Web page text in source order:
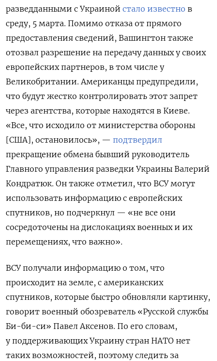
разведданными с Украиной стало известно в
среду, 5 марта. Помимо отказа от прямого
предоставления сведений, Вашингтон также
отозвал разрешение на передачу данных у своих
европейских партнеров, в том числе у
Великобритании. Американцы предупредили,
что будут жестко контролировать этот запрет
через агентства, которые находятся в Киеве.
«Все, что исходило от министерства обороны
[США], остановилось», — подтвердил
прекращение обмена бывший руководитель
Главного управления разведки Украины Валерий
Кондратюк. Он также отметил, что ВСУ могут
использовать информацию с европейских
спутников, но подчеркнул — «не все они
сосредоточены на дислокациях военных и их
перемещениях, что важно».
ВСУ получали информацию о том, что
происходит на земле, с американских
спутников, которые быстро обновляли картинку,
говорит военный обозреватель «Русской службы
Би-би-си» Павел Аксенов. По его словам,
у поддерживающих Украину стран НАТО нет
таких возможностей, поэтому следить за